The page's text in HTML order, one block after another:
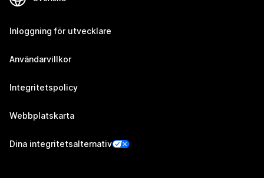
Inloggning för utvecklare
Användarvillkor
Integritetspolicy
Webbplatskarta
Dina integritetsalternativ